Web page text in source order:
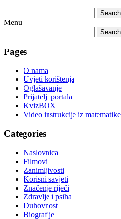
Search
Menu
Search
Pages
O nama
Uvjeti korištenja
Oglašavanje
Prijatelji portala
KvizBOX
Video instrukcije iz matematike
Categories
Naslovnica
Filmovi
Zanimljivosti
Korisni savjeti
Značenje riječi
Zdravlje i psiha
Duhovnost
Biografije